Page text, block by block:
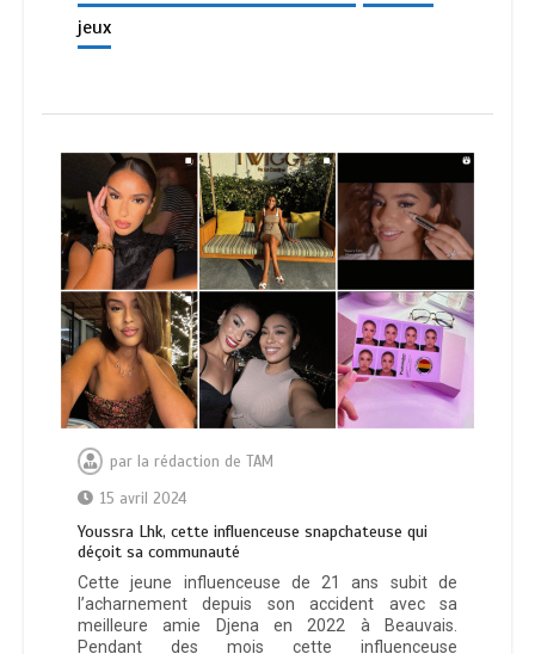
jeux
par la rédaction de TAM
15 avril 2024
Youssra Lhk, cette influenceuse snapchateuse qui
déçoit sa communauté
Cette jeune influenceuse de 21 ans subit de
l’acharnement depuis son accident avec sa
meilleure amie Djena en 2022 à Beauvais.
Pendant des mois cette influenceuse